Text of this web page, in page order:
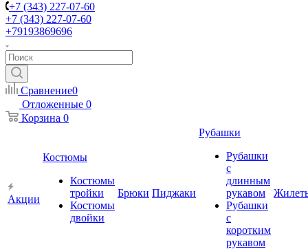
+7 (343) 227-07-60
+7 (343) 227-07-60
+79193869696
Сравнение0
Отложенные 0
Корзина 0
Акции
Костюмы
Костюмы
тройки
Костюмы
двойки
Брюки Пиджаки
Рубашки
Рубашки
с
длинным
рукавом
Рубашки
с
коротким
рукавом